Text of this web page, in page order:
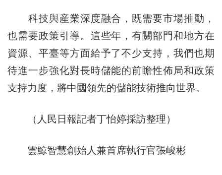
科技與産業深度融合，既需要市場推動，
也需要政策引導。這些年，有關部門和地方在
資源、平臺等方面給予了不少支持，我們也期
待進一步強化對長時儲能的前瞻性佈局和政策
支持力度，將中國領先的儲能技術推向世界。
（人民日報記者丁怡婷採訪整理）
雲鯨智慧創始人兼首席執行官張峻彬